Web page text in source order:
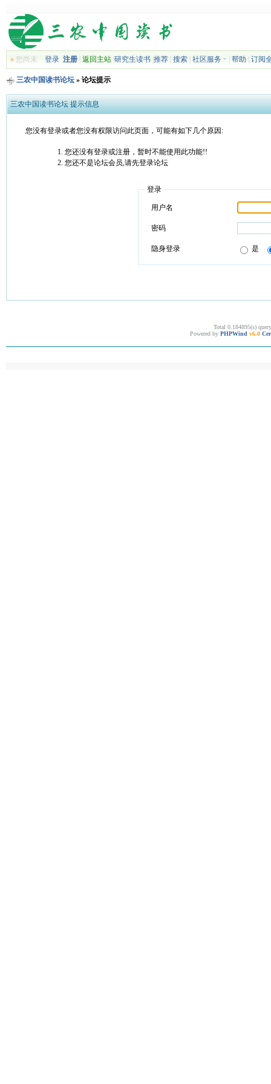
»您尚未 登录 注册| 返回主站| 研究生读书| 推荐| 搜索| 社区服务 帮助 订阅
三农中国读书论坛» 论坛提示
三农中国读书论坛 提示信息
您没有登录或者您没有权限访问此页面，可能有如下几个原因:
您还没有登录或注册，暂时不能使用此功能!!
您还不是论坛会员,请先登录论坛
登录
用户名
密码
隐身登录 是
Total 0.184895(s)
Powered by PHPWind v6.0